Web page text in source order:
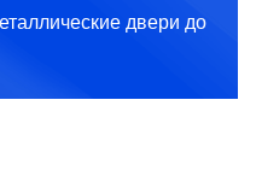
двери до